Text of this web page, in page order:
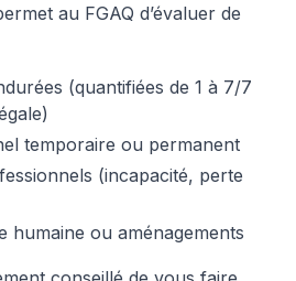
au FGAQ d’évaluer de
(quantifiées de 1 à 7/7
temporaire ou permanent
(incapacité, perte
humaine ou aménagements